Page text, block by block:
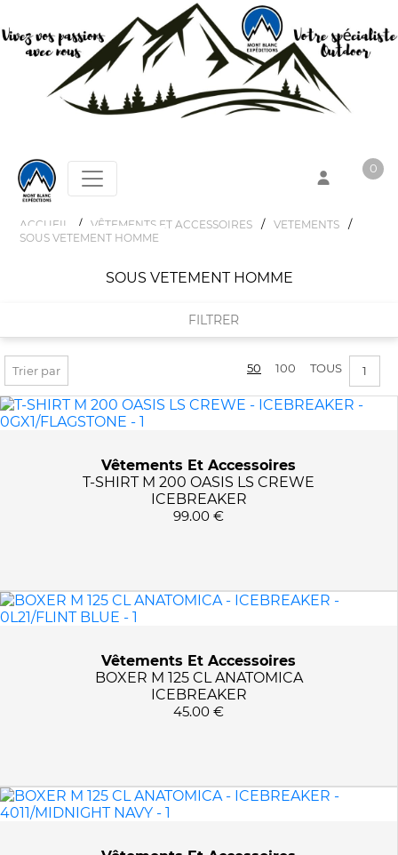
0
ACCUEIL / VÊTEMENTS ET ACCESSOIRES / VETEMENTS /
SOUS VETEMENT HOMME
SOUS VETEMENT HOMME
FILTRER
FILTRER PAR
MARQUES
L
0011/BLACK
0131/GRITSTONE HTHR
0GR1/TRAIL
0GS1/AGATE
APPLIQUER LES FILTRES
Trier par 50 100 TOUS 1
Vêtements Et Accessoires
T-SHIRT M 200 OASIS LS CREWE
ICEBREAKER
99.00 €
Vêtements Et Accessoires
BOXER M 125 CL ANATOMICA
ICEBREAKER
45.00 €